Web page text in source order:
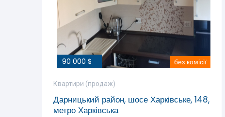
90 000 $ без комісії
Квартири (продаж)
Дарницький район, шосе Харківське, 148,
метро Харківська